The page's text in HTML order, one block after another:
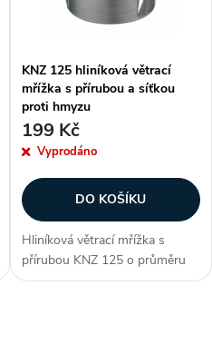
KNZ 125 hliníková větrací
mřížka s přírubou a síťkou
proti hmyzu
199 Kč
Vyprodáno
DO KOŠÍKU
Hliníková větrací mřížka s
přírubou KNZ 125 o průměru
připojení 125 mm je vhodná